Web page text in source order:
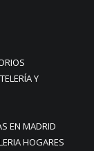
Y
EN MADRID
HOGARES